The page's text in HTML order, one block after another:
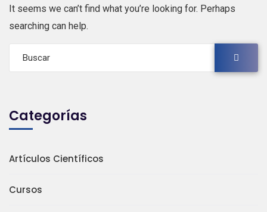
It seems we can’t find what you’re looking for. Perhaps
searching can help.
Categorías
Artículos Científicos
Cursos